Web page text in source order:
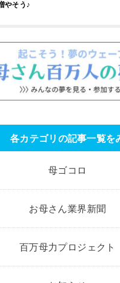
やそう♪
各カテゴリの記事一覧を
母ゴコロ
お母さん業界新聞
百万母力プロジェクト